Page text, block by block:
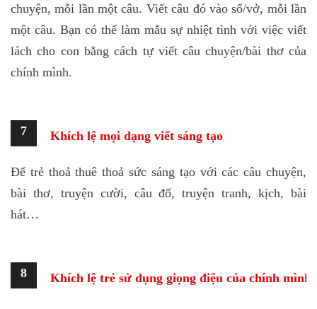
chuyện, mỗi lần một câu. Viết câu đó vào sổ/vở, mỗi lần
một câu. Bạn có thể làm mẫu sự nhiệt tình với việc viết
lách cho con bằng cách tự viết câu chuyện/bài thơ của
chính mình.
7 Khích lệ mọi dạng viết sáng tạo
Để trẻ thoả thuê thoả sức sáng tạo với các câu chuyện,
bài thơ, truyện cười, câu đố, truyện tranh, kịch, bài
hát…
8 Khích lệ trẻ sử dụng giọng điệu của chính mình